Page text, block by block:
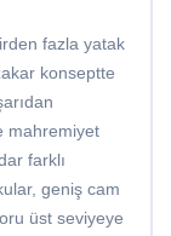
fazla yatak
konseptte
mahremiyet
farklı
geniş cam
üst seviyeye